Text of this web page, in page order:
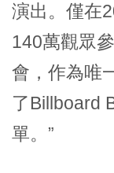
演出。僅在
140萬觀眾
會，作為唯
了Billboard
單。”